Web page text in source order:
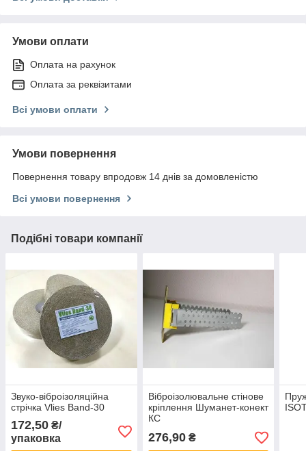
Умови оплати
Оплата на рахунок
Оплата за реквізитами
Всі умови оплати
Умови повернення
Повернення товару впродовж 14 днів за домовленістю
Всі умови повернення
Подібні товари компанії
Звуко-віброізоляційна
стрічка Vlies Band-30
172,50 ₴/
упаковка
Віброізолювальне стінове
кріплення Шуманет-конект
КС
276,90₴